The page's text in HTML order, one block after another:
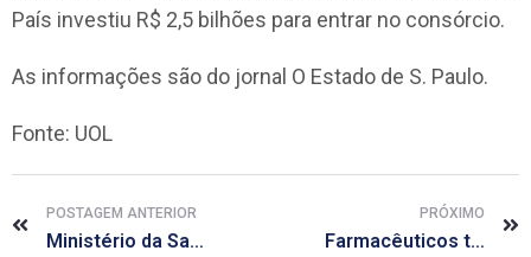
País investiu R$ 2,5 bilhões para entrar no consórcio.
As informações são do jornal O Estado de S. Paulo.
Fonte: UOL
POSTAGEM ANTERIOR
Ministério da Saúde prorroga seleção para projetos de estruturação de Farmácias Vivas
PRÓXIMO
Farmacêuticos têm reajuste de 2,8% no piso da categoria